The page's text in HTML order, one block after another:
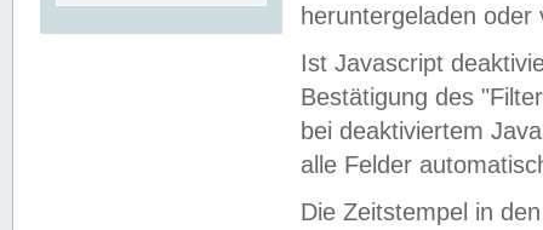
heruntergeladen oder
Ist Javascript
Bestätigung des
bei deaktiviertem
alle Felder
Die Zeitstempel in